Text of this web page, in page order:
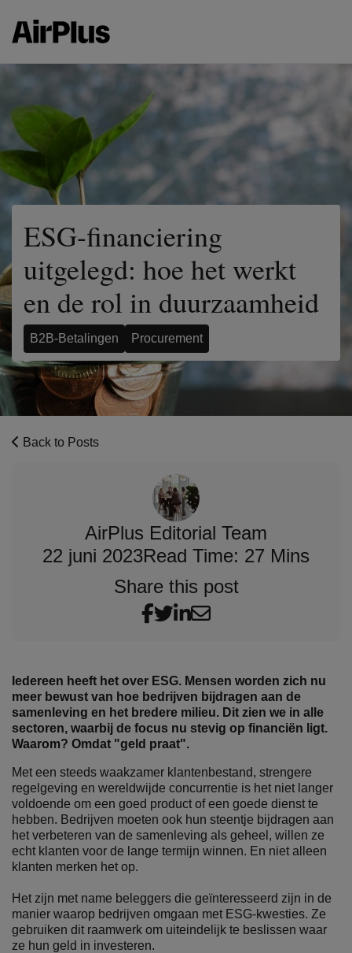
ESG-financiering
uitgelegd: hoe het werkt
en de rol in duurzaamheid
B2B-Betalingen Procurement
Back to Posts
AirPlus Editorial Team
22 juni 2023Read Time: 27 Mins
Share this post
Iedereen heeft het over ESG. Mensen worden zich nu
meer bewust van hoe bedrijven bijdragen aan de
samenleving en het bredere milieu. Dit zien we in alle
sectoren, waarbij de focus nu stevig op financiën ligt.
Waarom? Omdat "geld praat".
Met een steeds waakzamer klantenbestand, strengere
regelgeving en wereldwijde concurrentie is het niet langer
voldoende om een goed product of een goede dienst te
hebben. Bedrijven moeten ook hun steentje bijdragen aan
het verbeteren van de samenleving als geheel, willen ze
echt klanten voor de lange termijn winnen. En niet alleen
klanten merken het op.
Het zijn met name beleggers die geïnteresseerd zijn in de
manier waarop bedrijven omgaan met ESG-kwesties. Ze
gebruiken dit raamwerk om uiteindelijk te beslissen waar
ze hun geld in investeren.